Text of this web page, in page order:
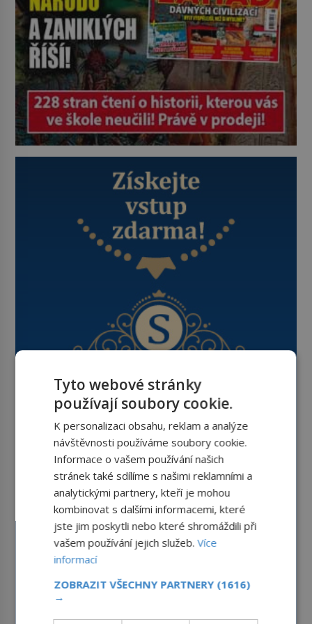
Tyto webové stránky
používají soubory cookie.
K personalizaci obsahu, reklam a analýze
návštěvnosti používáme soubory cookie.
Informace o vašem používání našich
stránek také sdílíme s našimi reklamními a
analytickými partnery, kteří je mohou
kombinovat s dalšími informacemi, které
jste jim poskytli nebo které shromáždili při
vašem používání jejich služeb.Více
informací
ZOBRAZIT VŠECHNY PARTNERY (1616)
→